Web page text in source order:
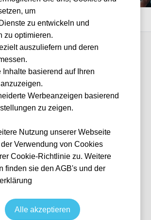
Event-Info FAQ
(8)
15:00
10 verfügbar
Vereinigtes Königreich
Etihad Stadium
um
zu entwickeln und
zu optimieren.
auszuliefern und deren
Inhalte basierend auf Ihren
Werbeanzeigen basierend
zu zeigen.
Nutzung unserer Webseite
Verwendung von Cookies
Cookie-Richtlinie zu. Weitere
finden sie den AGB's und der
Alle akzeptieren